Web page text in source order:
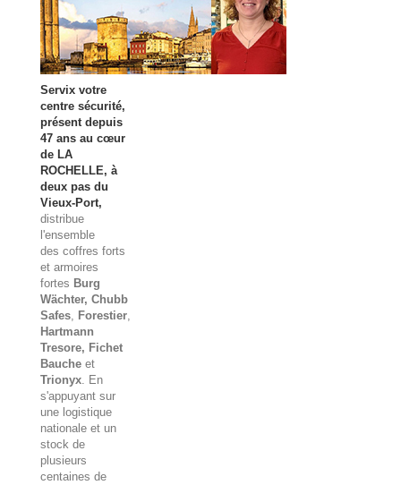
Servix votre
centre sécurité,
présent depuis
47 ans au cœur
de LA
ROCHELLE, à
deux pas du
Vieux-Port,
distribue
l'ensemble
des coffres forts
et armoires
fortes Burg
Wächter, Chubb
Safes, Forestier,
Hartmann
Tresore, Fichet
Bauche et
Trionyx. En
s'appuyant sur
une logistique
nationale et un
stock de
plusieurs
centaines de
LIGNE